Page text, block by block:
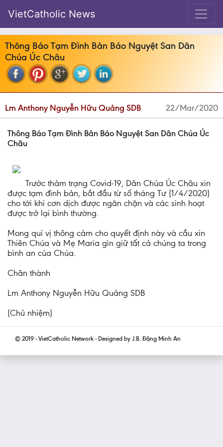
VietCatholic News
Thông Báo Tạm Đình Bản Báo Nguyệt San Dân
Chúa Úc Châu
Lm Anthony Nguyễn Hữu Quảng SDB 22/Mar/2020
Thông Báo Tạm Đình Bản Báo Nguyệt San Dân Chúa Úc
Châu
Trước thảm trạng Covid-19, Dân Chúa Úc Châu xin
được tạm đình bản, bắt đầu từ số tháng Tư (1/4/2020)
cho tới khi cơn dịch được ngăn chặn và các sinh hoạt
được trở lại bình thường.
Mong quí vị thông cảm cho quyết định này và cầu xin
Thiên Chúa và Mẹ Maria gìn giữ tất cả chúng ta trong
bình an của Chúa.
Chân thành
Lm Anthony Nguyễn Hữu Quảng SDB
(Chủ nhiệm)
© 2019 - VietCatholic Network - Designed by J.B. Đặng Minh An